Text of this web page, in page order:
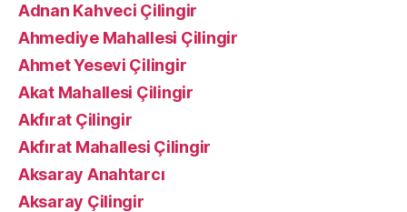
Adnan Kahveci Çilingir
Ahmediye Mahallesi Çilingir
Ahmet Yesevi Çilingir
Akat Mahallesi Çilingir
Akfırat Çilingir
Akfırat Mahallesi Çilingir
Aksaray Anahtarcı
Aksaray Çilingir